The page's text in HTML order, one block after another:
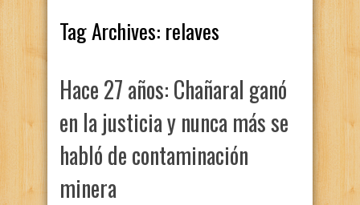
Tag Archives: relaves
Hace 27 años: Chañaral ganó
en la justicia y nunca más se
habló de contaminación
minera